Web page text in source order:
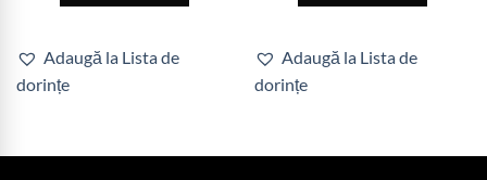
Adaugă la Lista de
dorințe
Adaugă la Lista de
dorințe